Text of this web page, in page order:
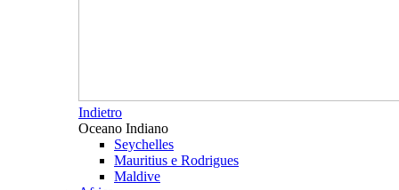
Indietro
Oceano Indiano
Seychelles
Mauritius e Rodrigues
Maldive